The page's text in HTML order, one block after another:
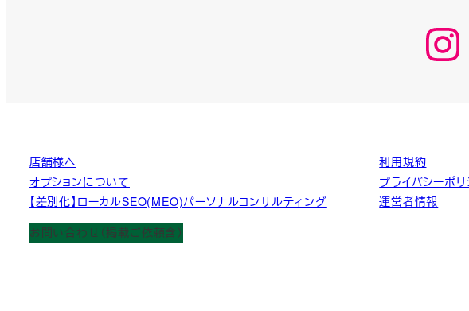
店舗様へ
オプションについて
【差別化】ローカルSEO(MEO)パーソナルコンサルティング
お問い合わせ（掲載ご依頼含）
利用規約
プライバシーポリ
運営者情報